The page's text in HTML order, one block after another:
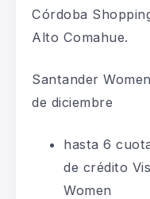
Córdoba
Alto Comahue.
Santander
de diciembre
hasta 6
de crédito
Women